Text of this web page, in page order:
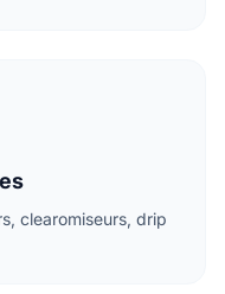
clearomiseurs, drip